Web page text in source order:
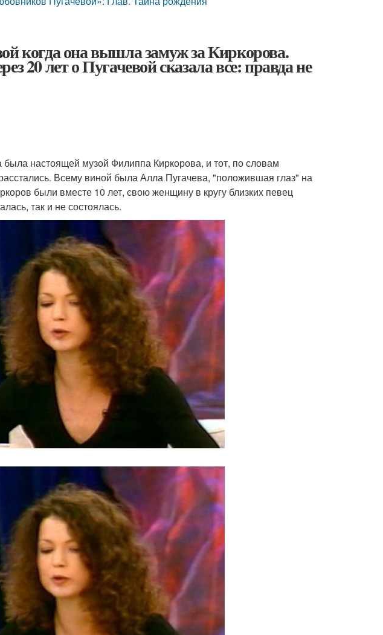
когда она вышла замуж за Киркорова.
20 лет о Пугачевой сказала все: правда не
настоящей музой Филиппа Киркорова, и тот, по словам
Всему виной была Алла Пугачева, "положившая глаз" на
были вместе 10 лет, свою женщину в кругу близких певец
так и не состоялась.